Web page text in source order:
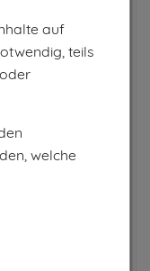
Ort
Arena
ein
auf
teils
welche